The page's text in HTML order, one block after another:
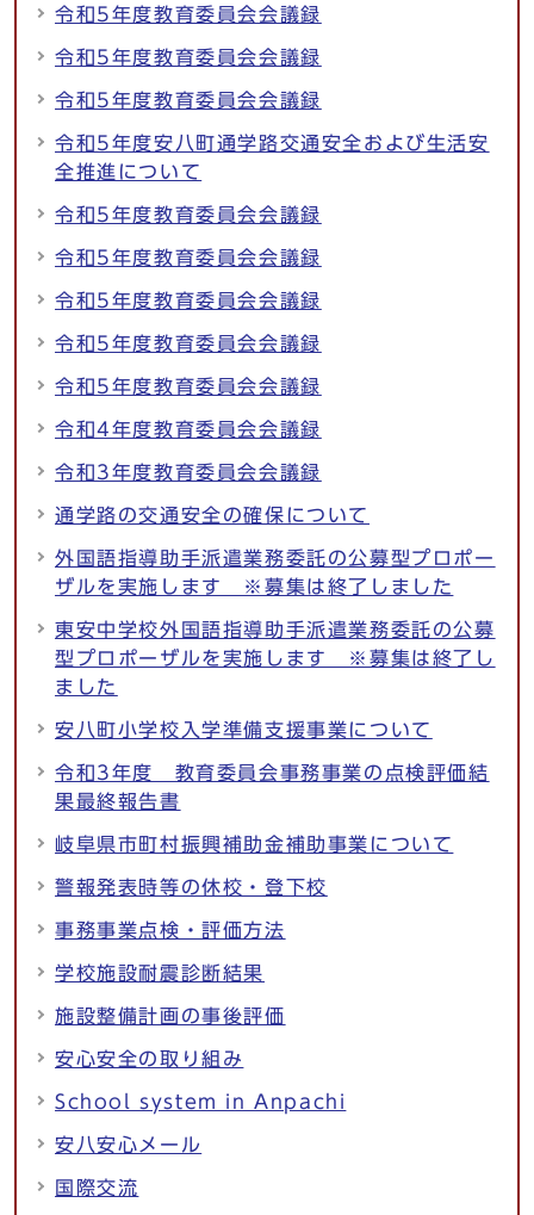
令和5年度教育委員会会議録
令和5年度教育委員会会議録
令和5年度教育委員会会議録
令和5年度安八町通学路交通安全および生活安
全推進について
令和5年度教育委員会会議録
令和5年度教育委員会会議録
令和5年度教育委員会会議録
令和5年度教育委員会会議録
令和5年度教育委員会会議録
令和4年度教育委員会会議録
令和3年度教育委員会会議録
通学路の交通安全の確保について
外国語指導助手派遣業務委託の公募型プロポー
ザルを実施します ※募集は終了しました
東安中学校外国語指導助手派遣業務委託の公募
型プロポーザルを実施します ※募集は終了し
ました
安八町小学校入学準備支援事業について
令和3年度 教育委員会事務事業の点検評価結
果最終報告書
岐阜県市町村振興補助金補助事業について
警報発表時等の休校・登下校
事務事業点検・評価方法
学校施設耐震診断結果
施設整備計画の事後評価
安心安全の取り組み
School system in Anpachi
安八安心メール
国際交流